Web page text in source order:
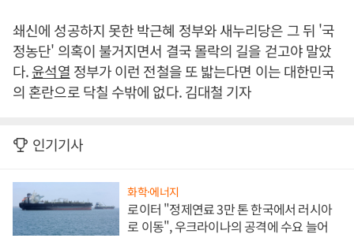
쇄신에 성공하지 못한 박근혜 정부와 새누리당은 그 뒤 '국
정농단' 의혹이 불거지면서 결국 몰락의 길을 걷고야 말았
다.윤석열 정부가 이런 전철을 또 밟는다면 이는 대한민국
의 혼란으로 닥칠 수밖에 없다. 김대철 기자
인기기사
화학·에너지
로이터 "정제연료 3만 톤 한국에서 러시아
로 이동", 우크라이나의 공격에 수요 늘어